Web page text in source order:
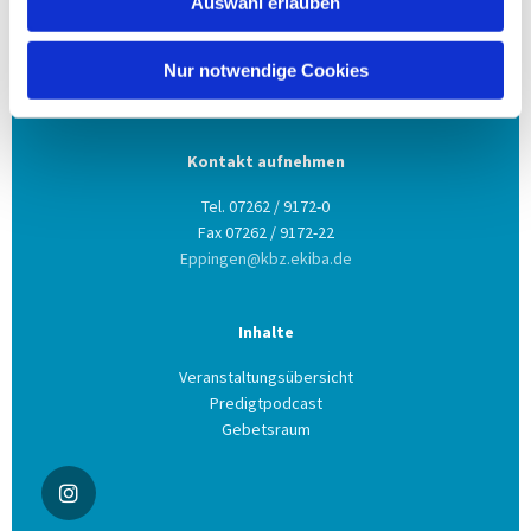
Nur notwendige Cookies
Evang. Kirchengemeinde Eppingen
Ludwig-Zorn-Str. 12
75031 Eppingen
Kontakt aufnehmen
Tel. 07262 / 9172-0
Fax 07262 / 9172-22
Eppingen@kbz.ekiba.de
Inhalte
Veranstaltungsübersicht
Predigtpodcast
Gebetsraum